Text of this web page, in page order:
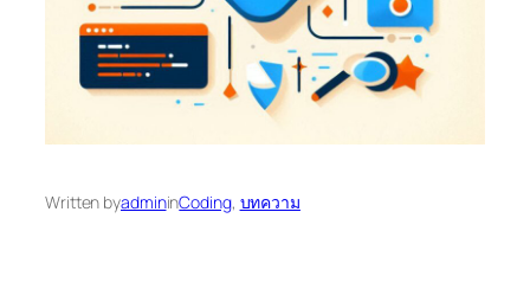
Written byadmininCoding, บทความ